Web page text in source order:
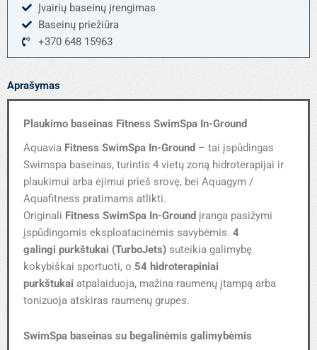
Įvairių baseinų įrengimas
Baseinų priežiūra
+370 648 15963
Aprašymas
Plaukimo baseinas Fitness SwimSpa In-Ground ​
Aquavia Fitness SwimSpa In-Ground – tai įspūdingas
Swimspa baseinas, turintis 4 vietų zoną hidroterapijai ir
plaukimui arba ėjimui prieš srovę, bei Aquagym /
Aquafitness pratimams atlikti.
Originali Fitness SwimSpa In-Ground įranga pasižymi
įspūdingomis eksploatacinėmis savybėmis. 4
galingi purkštukai (TurboJets) suteikia galimybę
kokybiškai sportuoti, o 54 hidroterapiniai
purkštukai atpalaiduoja, mažina raumenų įtampą arba
tonizuoja atskiras raumenų grupes.
SwimSpa baseinas su begalinėmis galimybėmis